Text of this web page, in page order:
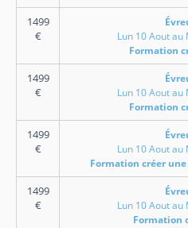
1499
€
Lun 10 Aout au
Formation
1499
€
Lun 10 Aout au
Formation
1499
€
Lun 10 Aout au
Formation créer
1499
€
Lun 10 Aout au
Formation